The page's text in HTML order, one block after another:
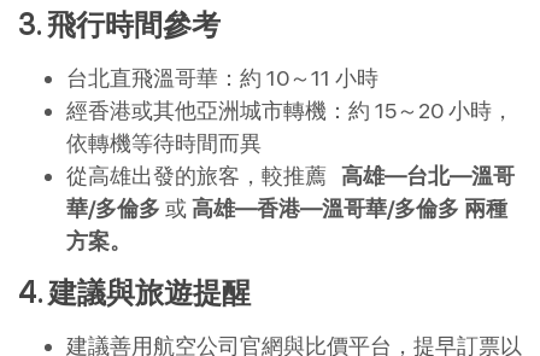
3. 飛行時間參考
台北直飛溫哥華：約 10～11 小時
經香港或其他亞洲城市轉機：約 15～20 小時，
依轉機等待時間而異
從高雄出發的旅客，較推薦 高雄—台北—溫哥
華/多倫多 或 高雄—香港—溫哥華/多倫多 兩種
方案。
4. 建議與旅遊提醒
建議善用航空公司官網與比價平台，提早訂票以